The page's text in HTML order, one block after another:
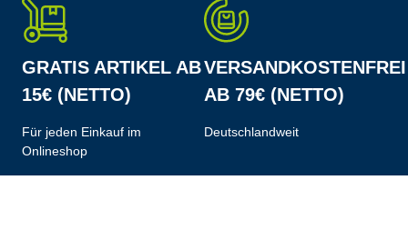
GRATIS ARTIKEL AB
15€ (NETTO)
Für jeden Einkauf im
Onlineshop
VERSANDKOSTENFREI
AB 79€ (NETTO)
Deutschlandweit